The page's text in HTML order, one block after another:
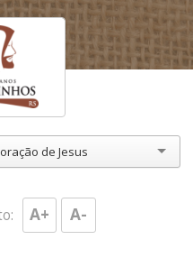
de Jesus
A+ A-